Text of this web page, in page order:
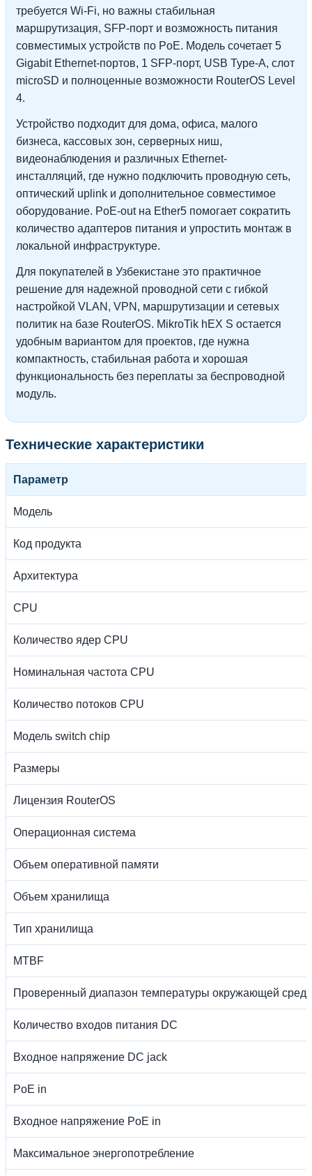
требуется Wi-Fi, но важны стабильная
маршрутизация, SFP-порт и возможность питания
совместимых устройств по PoE. Модель сочетает 5
Gigabit Ethernet-портов, 1 SFP-порт, USB Type-A, слот
microSD и полноценные возможности RouterOS Level
4.
Устройство подходит для дома, офиса, малого
бизнеса, кассовых зон, серверных ниш,
видеонаблюдения и различных Ethernet-
инсталляций, где нужно подключить проводную сеть,
оптический uplink и дополнительное совместимое
оборудование. PoE-out на Ether5 помогает сократить
количество адаптеров питания и упростить монтаж в
локальной инфраструктуре.
Для покупателей в Узбекистане это практичное
решение для надежной проводной сети с гибкой
настройкой VLAN, VPN, маршрутизации и сетевых
политик на базе RouterOS. MikroTik hEX S остается
удобным вариантом для проектов, где нужна
компактность, стабильная работа и хорошая
функциональность без переплаты за беспроводной
модуль.
Технические характеристики
Параметр
Модель
Код продукта
Архитектура
CPU
Количество ядер CPU
Номинальная частота CPU
Количество потоков CPU
Модель switch chip
Размеры
Лицензия RouterOS
Операционная система
Объем оперативной памяти
Объем хранилища
Тип хранилища
MTBF
Проверенный диапазон температуры окружающей
Количество входов питания DC
Входное напряжение DC jack
PoE in
Входное напряжение PoE in
Максимальное энергопотребление